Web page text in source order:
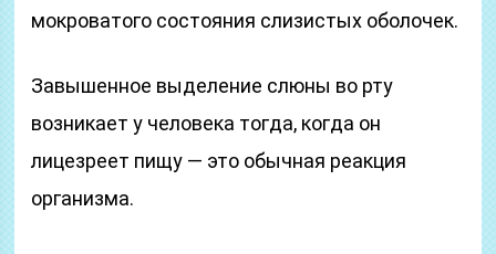
мокроватого состояния слизистых оболочек.
Завышенное выделение слюны во рту
возникает у человека тогда, когда он
лицезреет пищу — это обычная реакция
организма.